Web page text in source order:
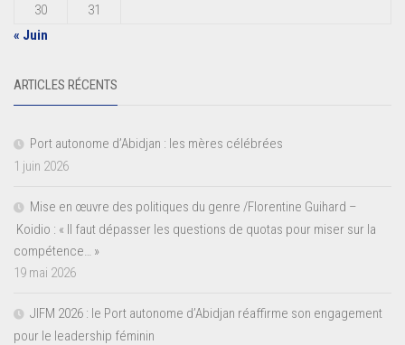
30
31
« Juin
ARTICLES RÉCENTS
Port autonome d’Abidjan : les mères célébrées
1 juin 2026
Mise en œuvre des politiques du genre /Florentine Guihard –
Koidio : « Il faut dépasser les questions de quotas pour miser sur la
compétence… »
19 mai 2026
JIFM 2026 : le Port autonome d’Abidjan réaffirme son engagement
pour le leadership féminin